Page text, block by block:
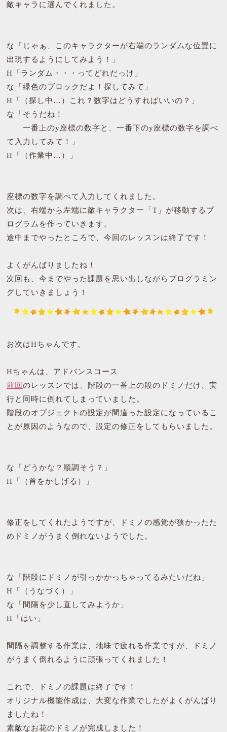
敵キャラに選んでくれました。
な「じゃぁ、このキャラクターが右端のランダムな位置に
出現するようにしてみよう！」
H「ランダム・・・ってどれだっけ」
な「緑色のブロックだよ！探してみて」
H「（探し中…）これ？数字はどうすればいいの？」
な「そうだね！
一番上のy座標の数字と、一番下のy座標の数字を調べ
て入力してみて！」
H「（作業中…）」
座標の数字を調べて入力してくれました。
次は、右端から左端に敵キャラクター「T」が移動するプ
ログラムを作っていきます。
途中までやったところで、今回のレッスンは終了です！
よくがんばりましたね！
次回も、今までやった課題を思い出しながらプログラミン
グしていきましょう！
お次はHちゃんです。
Hちゃんは、アドバンスコース
前回のレッスンでは、階段の一番上の段のドミノだけ、実
行と同時に倒れてしまっていました。
階段のオブジェクトの設定が間違った設定になっているこ
とが原因のようなので、設定の修正をしてもらいました。
な「どうかな？順調そう？」
H「（首をかしげる）」
修正をしてくれたようですが、ドミノの感覚が狭かったた
めドミノがうまく倒れないようでした。
な「階段にドミノが引っかかっちゃってるみたいだね」
H「（うなづく）」
な「間隔を少し直してみようか」
H「はい」
間隔を調整する作業は、地味で疲れる作業ですが、ドミノ
がうまく倒れるように頑張ってくれました！
これで、ドミノの課題は終了です！
オリジナル機能作成は、大変な作業でしたがよくがんばり
ましたね！
素敵なお花のドミノが完成しました！